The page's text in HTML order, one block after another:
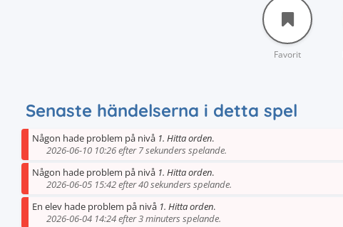
Favorit
Senaste händelserna i detta spel
Någon hade problem på nivå 1. Hitta orden.
2026-06-10 10:26 efter 7 sekunders spelande.
Någon hade problem på nivå 1. Hitta orden.
2026-06-05 15:42 efter 40 sekunders spelande.
En elev hade problem på nivå 1. Hitta orden.
2026-06-04 14:24 efter 3 minuters spelande.